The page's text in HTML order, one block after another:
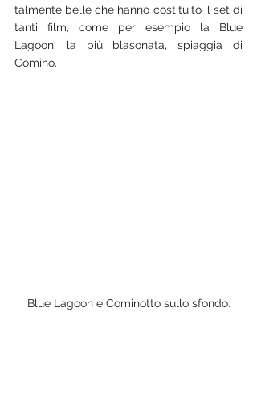
talmente belle che hanno costituito il set di
tanti film, come per esempio la Blue
Lagoon, la più blasonata, spiaggia di
Comino.
Blue Lagoon e Cominotto sullo sfondo.